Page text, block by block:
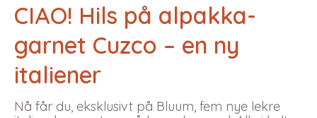
CIAO! Hils på alpakka-
garnet Cuzco – en ny
italiener
Nå får du, eksklusivt på Bluum, fem nye lekre